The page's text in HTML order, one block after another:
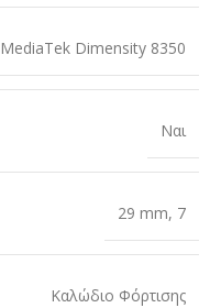
MediaTek Dimensity 8350
Ναι
29 mm, 7
Καλώδιο Φόρτισης